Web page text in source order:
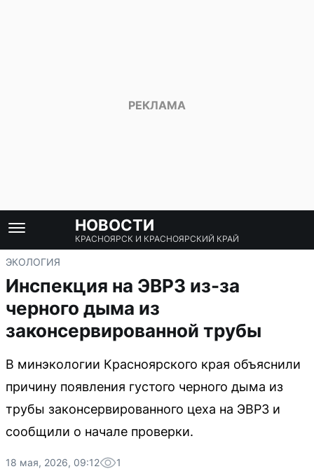
НОВОСТИ
КРАСНОЯРСК И КРАСНОЯРСКИЙ КРАЙ
ЭКОЛОГИЯ
Инспекция на ЭВРЗ из-за
черного дыма из
законсервированной трубы
В минэкологии Красноярского края объяснили
причину появления густого черного дыма из
трубы законсервированного цеха на ЭВРЗ и
сообщили о начале проверки.
18 мая, 2026, 09:12 1